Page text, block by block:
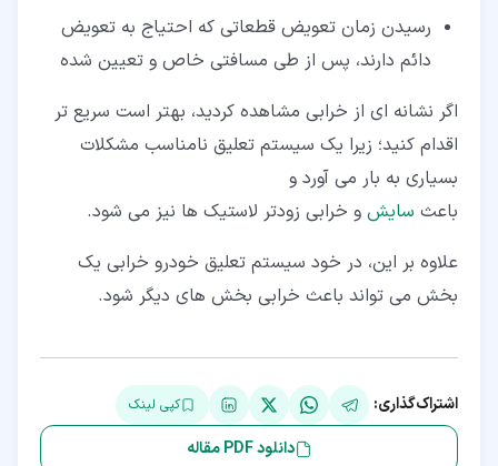
رسیدن زمان تعویض قطعاتی که احتیاج به تعویض
دائم دارند، پس از طی مسافتی خاص و تعیین شده
اگر نشانه ای از خرابی مشاهده کردید، بهتر است سریع تر
اقدام کنید؛ زیرا یک سیستم تعلیق نامناسب مشکلات
بسیاری به بار می آورد و
باعث سایش و خرابی زودتر لاستیک ها نیز می شود.
علاوه بر این، در خود سیستم تعلیق خودرو خرابی یک
بخش می تواند باعث خرابی بخش های دیگر شود.
اشتراک‌گذاری: کپی لینک
دانلود PDF مقاله